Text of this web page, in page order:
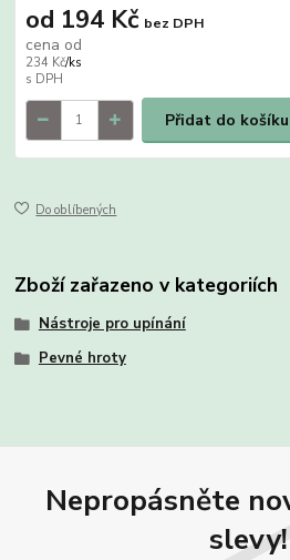
cena od
234 Kč/ks
od 194 Kč bez DPH
Přidat do košíku
Do oblíbených
Zboží zařazeno v kategoriích
Nástroje pro upínání
Pevné hroty
Nepropásněte
slevy!